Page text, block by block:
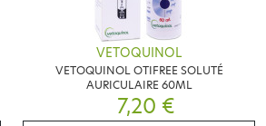
VETOQUINOL
VETOQUINOL OTIFREE SOLUTÉ
AURICULAIRE 60ML
7,20 €